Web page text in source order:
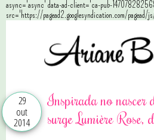
async='async' data-ad-client='ca-pub-
src='https://pagead2.googlesyndication.com/pagead/
29
out
2014
Inspirada no nascer
surge Lumière Rose,